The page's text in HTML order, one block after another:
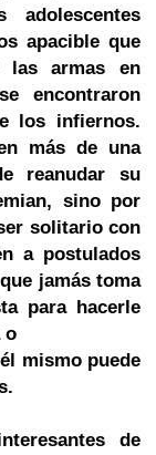
apacible que
las armas en
encontraron
los infiernos.
más de una
reanudar su
sino por
solitario con
a postulados
jamás toma
para hacerle
o
mismo puede
de